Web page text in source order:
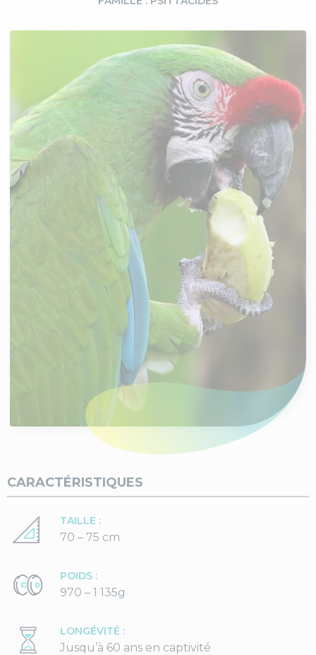
CARACTÉRISTIQUES
TAILLE :
70 – 75 cm
POIDS :
970 – 1 135g
LONGÉVITÉ :
Jusqu’à 60 ans en captivité